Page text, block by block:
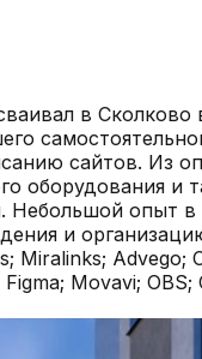
в Сколково
сайтов. Из
оборудования и
Небольшой опыт
и
Miralinks; Advego;
Movavi;